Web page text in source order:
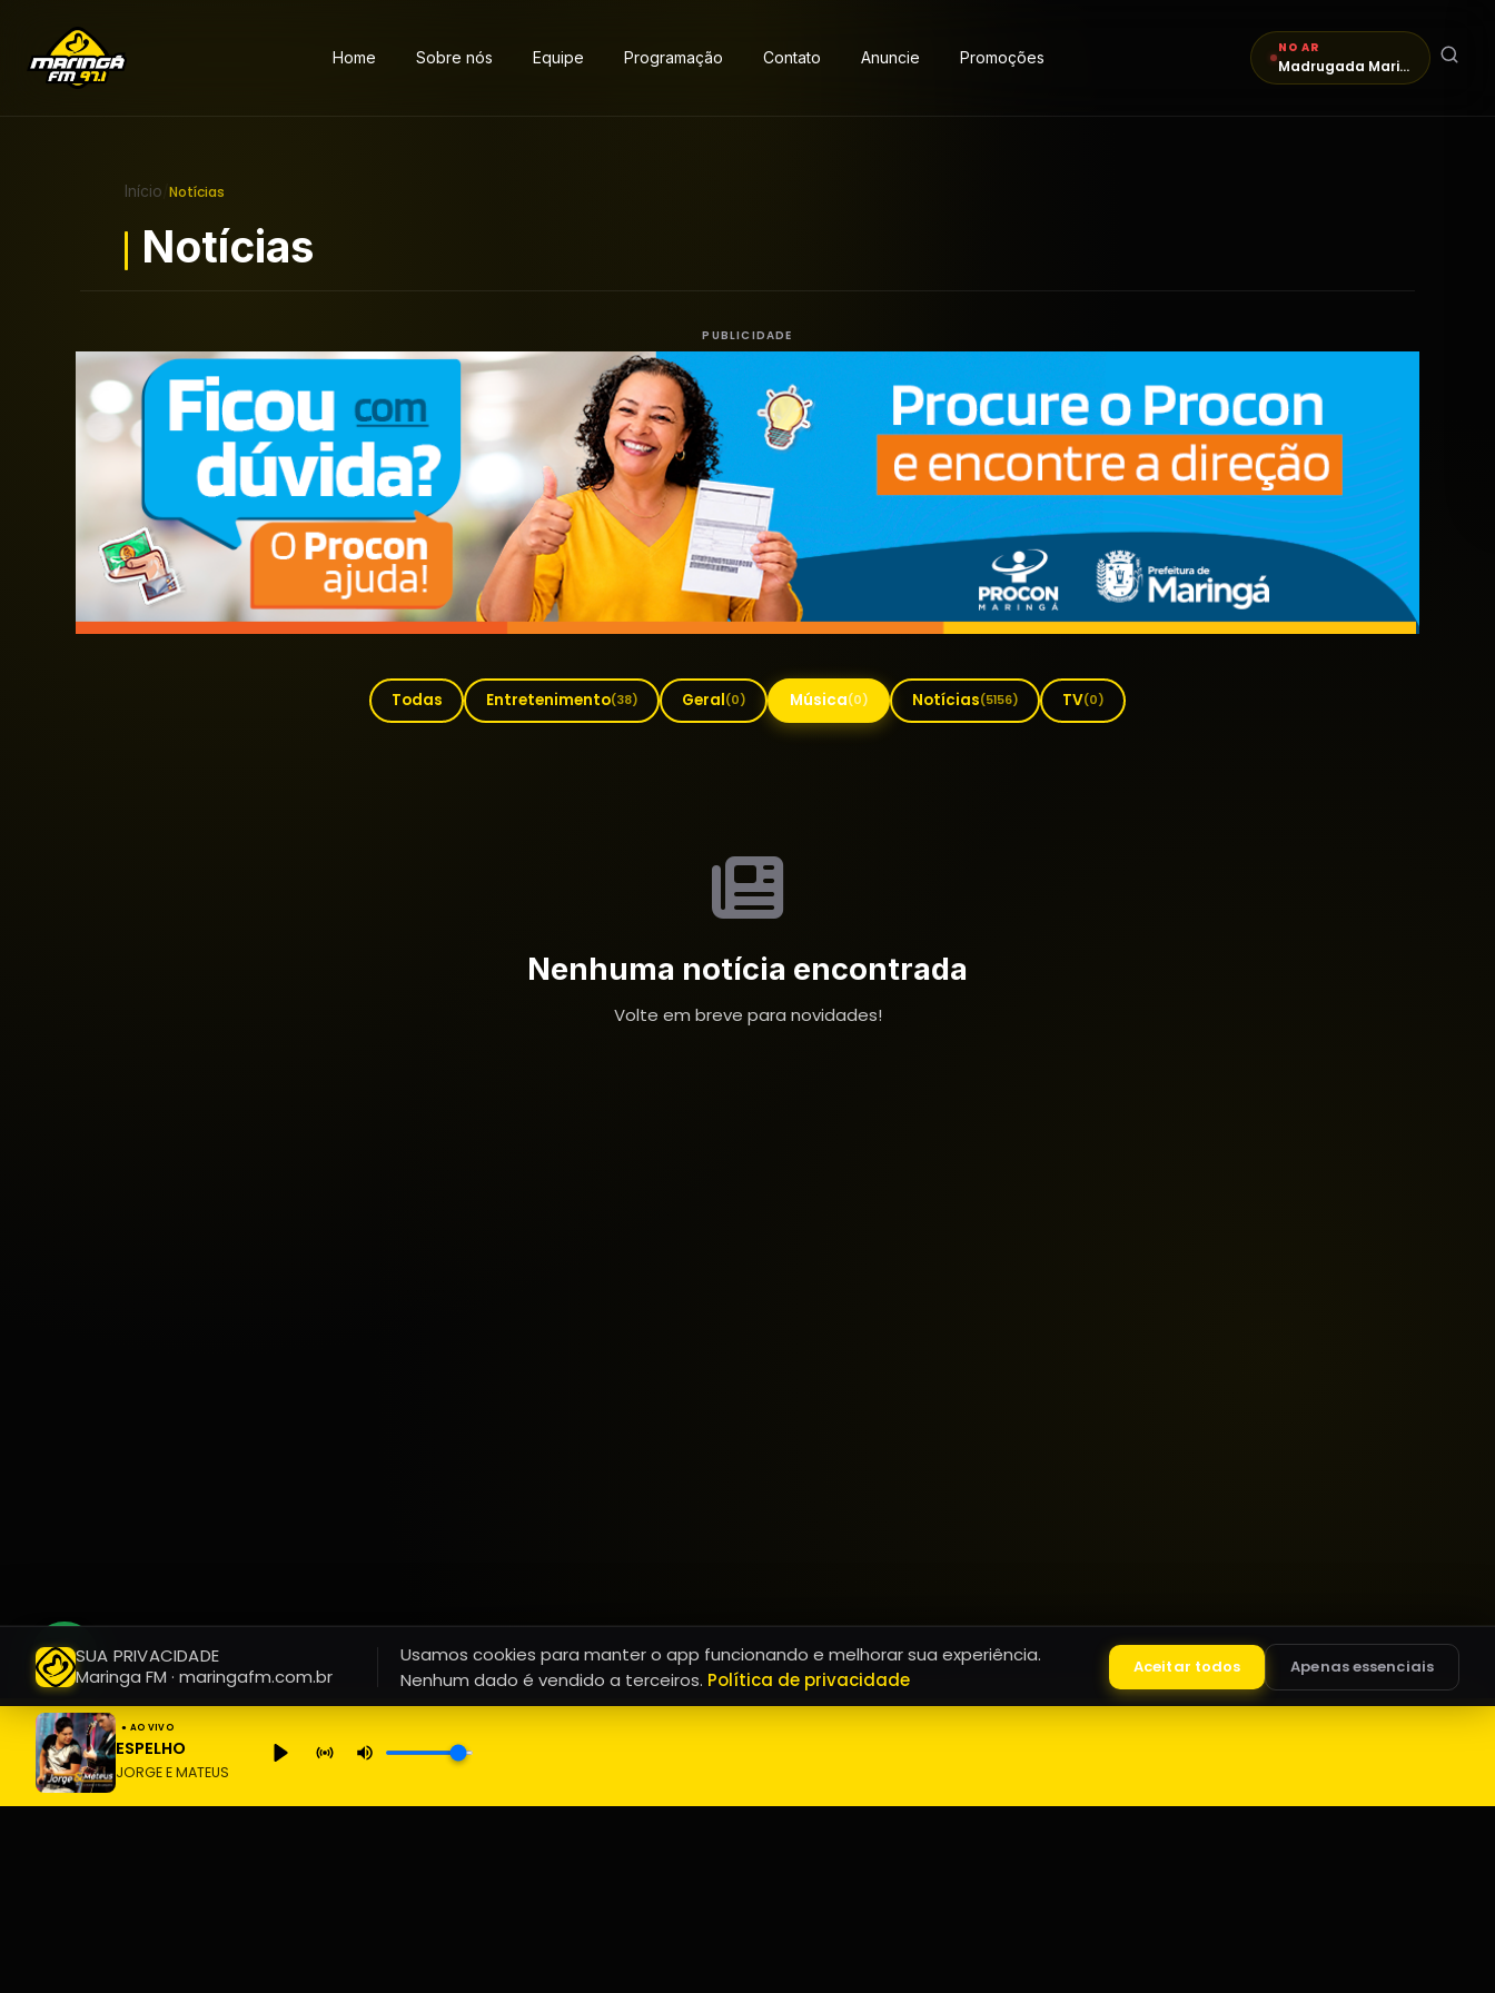
Home Sobre nós Equipe Programação Contato Anuncie Promoções
NO AR
Madrugada Maringá FM
Início Notícias
Notícias
PUBLICIDADE
Todas Entretenimento(38) Geral(0) Música(0) Notícias(5156) TV(0)
Nenhuma notícia encontrada
Volte em breve para novidades!
● AO VIVO
ESPELHO
JORGE E MATEUS
NAVEGAÇÃO CONTATO
SUA PRIVACIDADE
Maringa FM · maringafm.com.br
Usamos cookies para manter o app funcionando e melhorar sua experiência.
Nenhum dado é vendido a terceiros. Política de privacidade
Aceitar todos Apenas essenciais